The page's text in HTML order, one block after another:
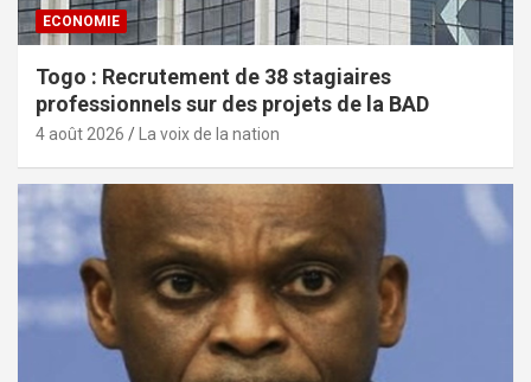
ECONOMIE
Togo : Recrutement de 38 stagiaires
professionnels sur des projets de la BAD
4 août 2026 La voix de la nation